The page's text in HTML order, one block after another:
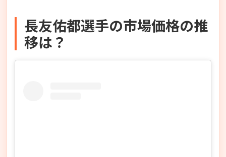
長友佑都選手の市場価格の推
移は？